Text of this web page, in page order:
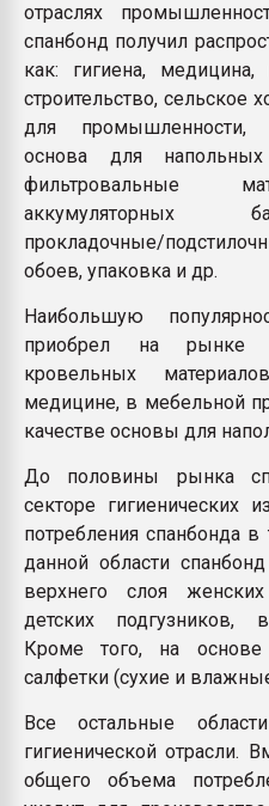
отраслях
спанбонд получил
как: гигиена,
строительство, сельское
для промышленности,
основа для напольных
фильтровальные
аккумуляторных
прокладочные/
обоев, упаковка и др.
Наибольшую
приобрел на рынке
кровельных
медицине, в мебельной
качестве основы для
До половины рынка
секторе гигиенических
потребления спанбонда
данной области
верхнего слоя женских
детских подгузников,
Кроме того, на основе
салфетки (сухие и
Все остальные
гигиенической отрасли.
общего объема